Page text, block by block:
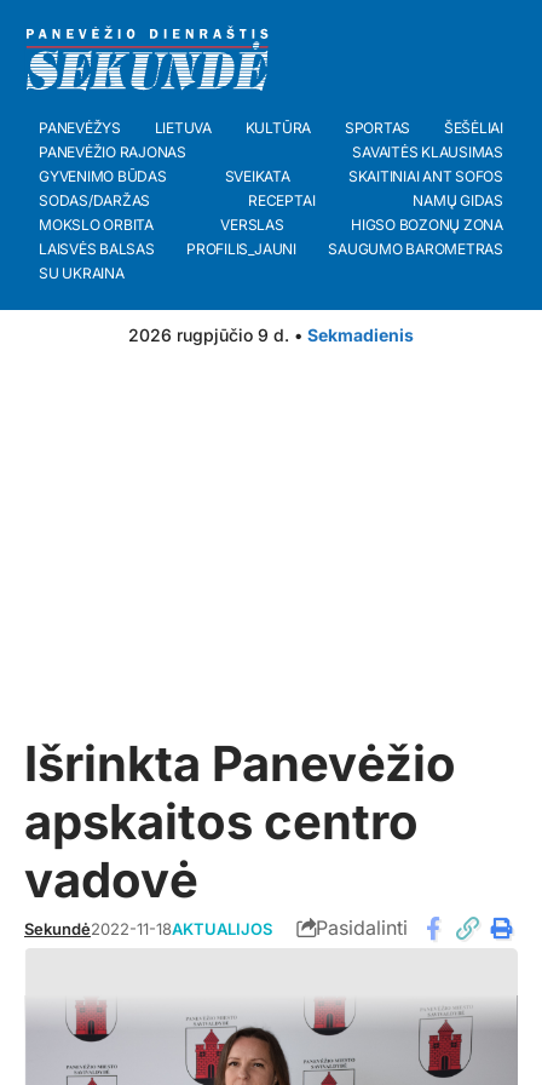
PANEVĖŽYS LIETUVA KULTŪRA SPORTAS
ŠEŠĖLIAI
PANEVĖŽIO RAJONAS
SAVAITĖS KLAUSIMAS
GYVENIMO BŪDAS
SVEIKATA
SKAITINIAI ANT SOFOS
SODAS/DARŽAS
RECEPTAI
NAMŲ GIDAS
MOKSLO ORBITA
VERSLAS
HIGSO BOZONŲ ZONA
LAISVĖS BALSAS
PROFILIS_JAUNI
SAUGUMO BAROMETRAS
SU UKRAINA
2026 rugpjūčio 9 d. • Sekmadienis
Išrinkta Panevėžio
apskaitos centro
vadovė
Sekundė2022-11-18AKTUALIJOS Pasidalinti